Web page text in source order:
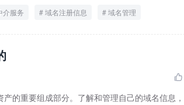
介服务 域名注册信息 域名管理

的重要组成部分。了解和管理自己的域名信息，